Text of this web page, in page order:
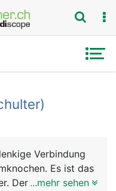
Verbindung
Es ist das
Der besonders
...mehr sehen